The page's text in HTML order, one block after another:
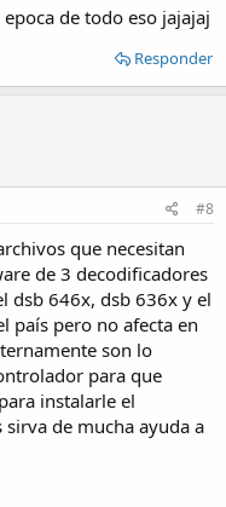
de todo eso jajajaj
Responder
#8
que necesitan
de 3 decodificadores
dsb 646x, dsb 636x y el
país pero no afecta en
son lo
para que
instalarle el
de mucha ayuda a